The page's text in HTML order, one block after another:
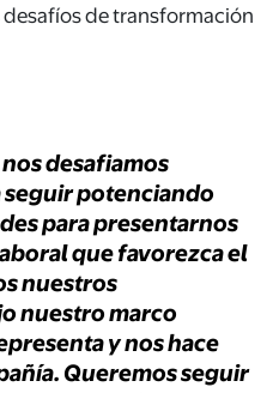
desafíos de transformación
desafiamos
potenciando
para presentarnos
que favorezca el
nuestros
nuestro marco
y nos hace
Queremos seguir